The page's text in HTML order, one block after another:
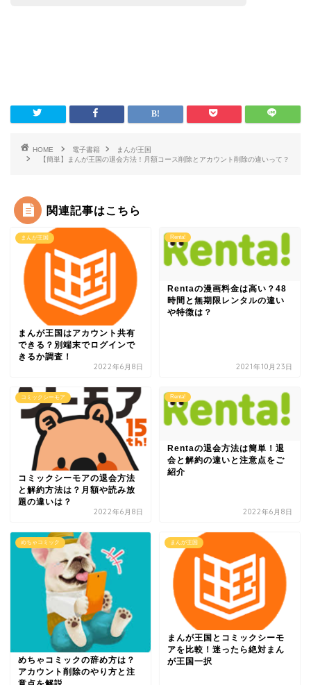
HOME 電子書籍
まんが王国
【簡単】まんが王国の退会方法！月額コース削除とアカウント削除の違いって？
関連記事はこちら
まんが王国
まんが王国はアカウント共有
できる？別端末でログインで
きるか調査！
2022年6月8日
Renta!
Rentaの漫画料金は高い？48
時間と無期限レンタルの違い
や特徴は？
2021年10月23日
コミックシーモア
コミックシーモアの退会方法
と解約方法は？月額や読み放
題の違いは？
2022年6月8日
Renta!
Rentaの退会方法は簡単！退
会と解約の違いと注意点をご
紹介
2022年6月8日
めちゃコミック
めちゃコミックの辞め方は？
アカウント削除のやり方と注
まんが王国
まんが王国とコミックシーモ
アを比較！迷ったら絶対まん
が王国一択